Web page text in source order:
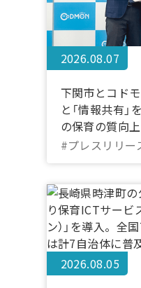
2026.08.07
下関市とコドモ
と「情報共有
の保育の質向
締結
#プレスリリー
2026.08.05